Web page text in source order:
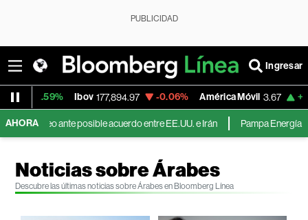
PUBLICIDAD
Ingresar
+2.59% Ibov 177,894.97 -0.06% América Móvil 3.67
AHORAante posible acuerdo entre EE.UU. e Irán Pampa Energía
Noticias sobre Árabes
Descubre las últimas noticias sobre Árabes en Bloomberg Línea